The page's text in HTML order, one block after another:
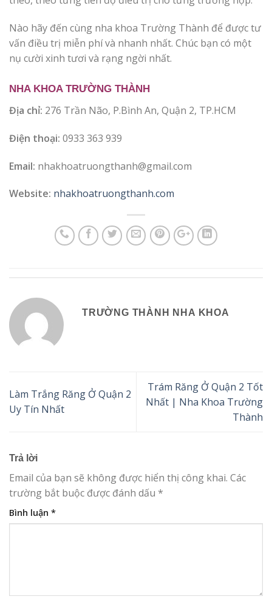
Nào hãy đến cùng nha khoa Trường Thành để được tư
vấn điều trị miễn phí và nhanh nhất. Chúc bạn có một
nụ cười xinh tươi và rạng ngời nhất.
NHA KHOA TRƯỜNG THÀNH
Địa chỉ: 276 Trần Não, P.Bình An, Quận 2, TP.HCM
Điện thoại: 0933 363 939
Email: nhakhoatruongthanh@gmail.com
Website: nhakhoatruongthanh.com
TRƯỜNG THÀNH NHA KHOA
Làm Trắng Răng Ở Quận 2
Uy Tín Nhất
Trám Răng Ở Quận 2 Tốt
Nhất | Nha Khoa Trường
Thành
Trả lời
Email của bạn sẽ không được hiển thị công khai. Các
trường bắt buộc được đánh dấu *
Bình luận *